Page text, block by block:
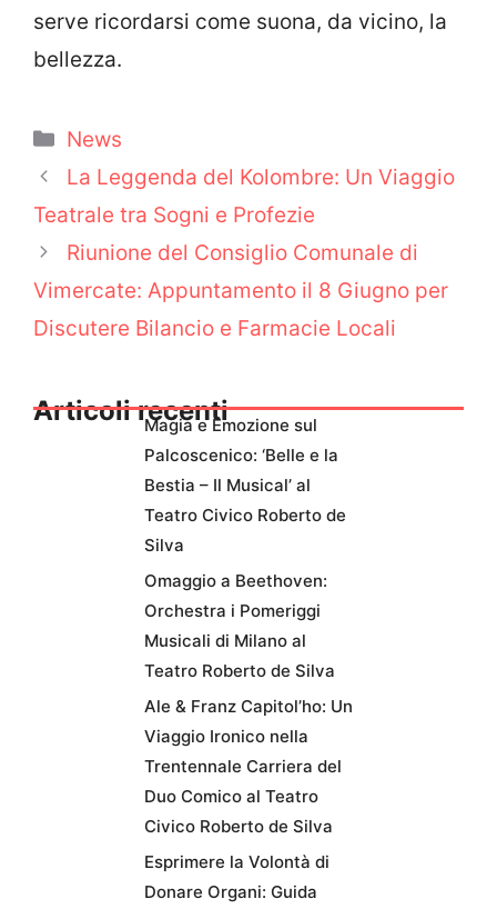
serve ricordarsi come suona, da vicino, la
bellezza.
Categorie
News
La Leggenda del Kolombre: Un Viaggio
Teatrale tra Sogni e Profezie
Riunione del Consiglio Comunale di
Vimercate: Appuntamento il 8 Giugno per
Discutere Bilancio e Farmacie Locali
Articoli recentiMagia e Emozione sul
Palcoscenico: ‘Belle e la
Bestia – Il Musical’ al
Teatro Civico Roberto de
Silva
Omaggio a Beethoven:
Orchestra i Pomeriggi
Musicali di Milano al
Teatro Roberto de Silva
Ale & Franz Capitol’ho: Un
Viaggio Ironico nella
Trentennale Carriera del
Duo Comico al Teatro
Civico Roberto de Silva
Esprimere la Volontà di
Donare Organi: Guida